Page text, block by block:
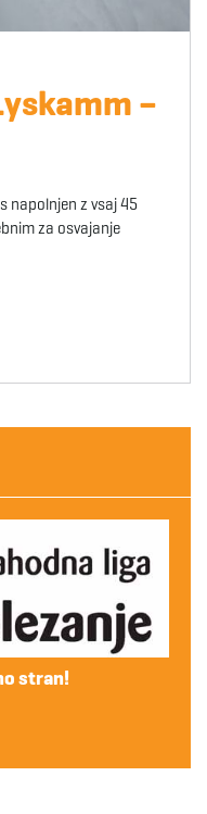
–
napolnjen z vsaj 45
za osvajanje
stran!